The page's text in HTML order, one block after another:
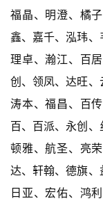
福晶、明澄、橘
鑫、嘉千、泓玮、
理卓、瀚江、百
创、领凤、达旺、
涛本、福昌、百
百、百派、永创、
顿雅、航圣、亮
达、轩翰、德旗、
日亚、宏佑、鸿